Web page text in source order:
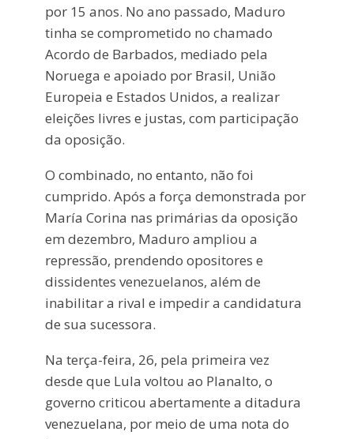
por 15 anos. No ano passado, Maduro
tinha se comprometido no chamado
Acordo de Barbados, mediado pela
Noruega e apoiado por Brasil, União
Europeia e Estados Unidos, a realizar
eleições livres e justas, com participação
da oposição.
O combinado, no entanto, não foi
cumprido. Após a força demonstrada por
María Corina nas primárias da oposição
em dezembro, Maduro ampliou a
repressão, prendendo opositores e
dissidentes venezuelanos, além de
inabilitar a rival e impedir a candidatura
de sua sucessora.
Na terça-feira, 26, pela primeira vez
desde que Lula voltou ao Planalto, o
governo criticou abertamente a ditadura
venezuelana, por meio de uma nota do